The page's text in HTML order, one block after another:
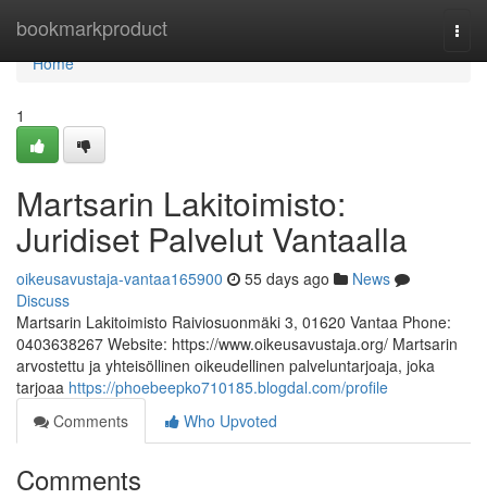
bookmarkproduct
Home
Home
1
Martsarin Lakitoimisto:
Juridiset Palvelut Vantaalla
oikeusavustaja-vantaa165900 55 days ago
News
Discuss
Martsarin Lakitoimisto Raiviosuonmäki 3, 01620 Vantaa Phone:
0403638267 Website: https://www.oikeusavustaja.org/ Martsarin
arvostettu ja yhteisöllinen oikeudellinen palveluntarjoaja, joka
tarjoaa https://phoebeepko710185.blogdal.com/profile
Comments
Who Upvoted
Comments